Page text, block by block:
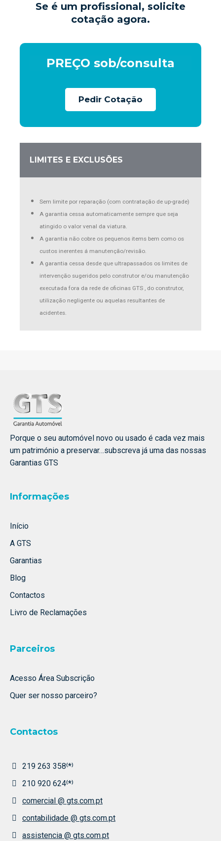
Se é um profissional, solicite
cotação agora.
PREÇO sob/consulta
Pedir Cotação
LIMITES E EXCLUSÕES
Sem limite por reparação (com contratação de up-grade)
A garantia cessa automaticamente sempre que seja
atingido o valor venal da viatura.
A garantia não cobre os pequenos items bem como os
custos inerentes á manutenção/revisão.
A garantia cessa desde que ultrapassados os limites de
intervenção sugeridos pelo construtor e/ou manutenção
executada fora da rede de oficinas GTS , do construtor,
utilização negligente ou aquelas resultantes de
acidentes.
Porque o seu automóvel novo ou usado é cada vez mais
um património a preservar…subscreva já uma das nossas
Garantias GTS
Informações
Início
A GTS
Garantias
Blog
Contactos
Livro de Reclamações
Parceiros
Acesso Área Subscrição
Quer ser nosso parceiro?
Contactos
219 263 358⁽*⁾
210 920 624⁽*⁾
comercial @ gts.com.pt
contabilidade @ gts.com.pt
assistencia @ gts.com.pt